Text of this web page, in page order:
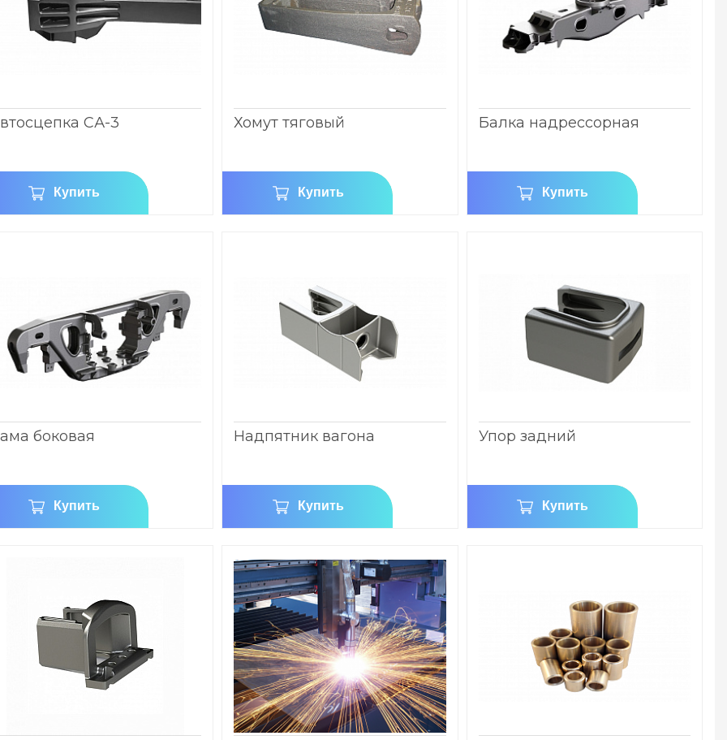
СА-3
Купить
Хомут тяговый
Купить
Балка надрессорная
Купить
боковая
Купить
Надпятник вагона
Купить
Упор задний
Купить